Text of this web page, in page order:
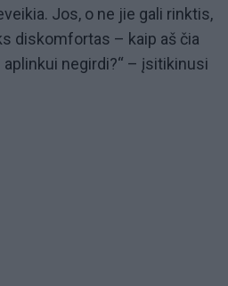
Jos, o ne jie gali rinktis,
diskomfortas – kaip aš čia
negirdi?“ – įsitikinusi